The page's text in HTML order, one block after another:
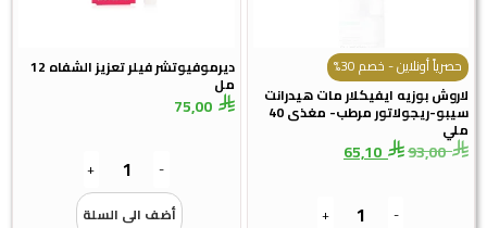
أونلاين - خصم 30%
بوزيه ايفيكلار مات هيدرانت
سيبو-ريجولاتور مرطب- مغذى 40
93,00
65,10
+
ديرموفيوتشر فيلر تعزيز الشفاه 12
مل
75,00
+
أضف الى السلة